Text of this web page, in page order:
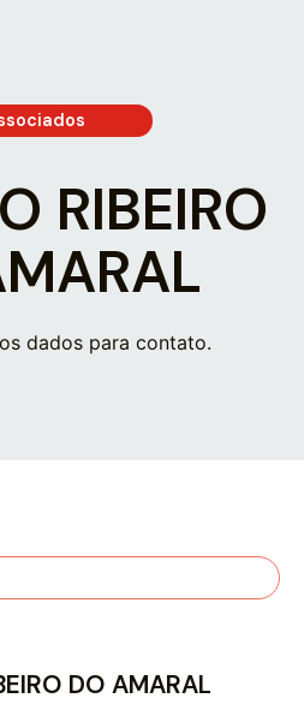
RIBEIRO
dados para contato.
DO AMARAL